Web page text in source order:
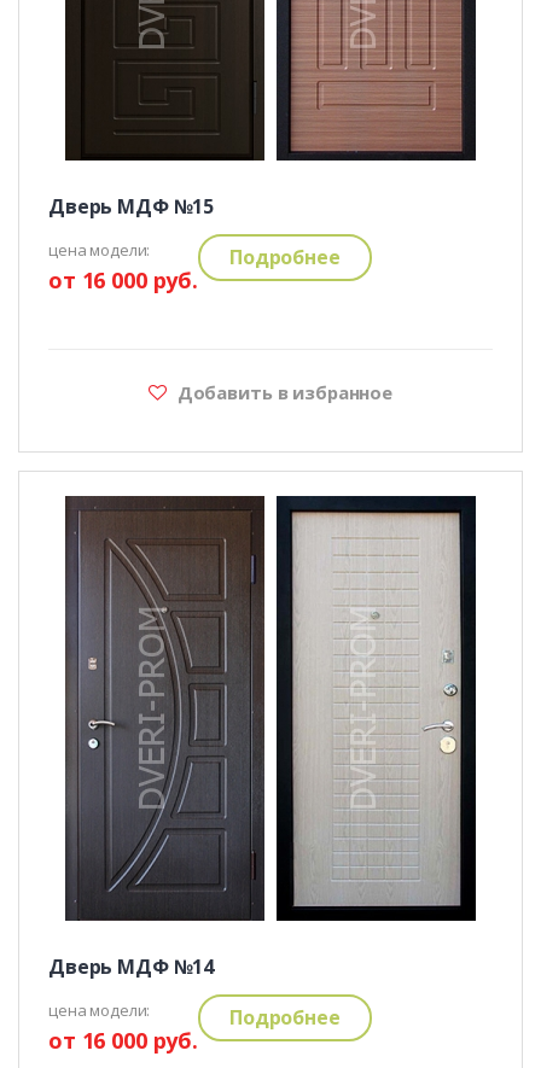
Дверь МДФ №15
цена модели:
от 16 000 руб.
Подробнее
Добавить в избранное
Дверь МДФ №14
цена модели:
от 16 000 руб.
Подробнее